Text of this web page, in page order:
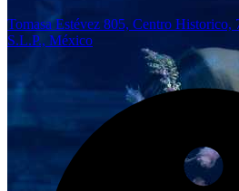
Tomasa Estévez 805, Centro Historico,
S.L.P., México